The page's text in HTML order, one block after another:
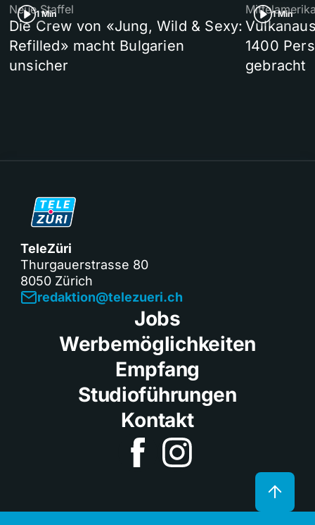
1 Min
Neue Staffel
Die Crew von «Jung, Wild & Sexy:
Refilled» macht Bulgarien
unsicher
1 Min
1400
gebracht
TeleZüri
Thurgauerstrasse 80
8050 Zürich
redaktion@telezueri.ch
Jobs
Werbemöglichkeiten
Empfang
Studioführungen
Kontakt